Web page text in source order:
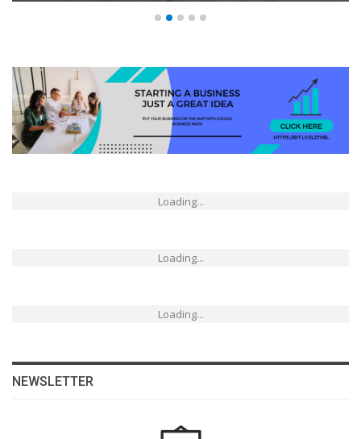
Loading...
Loading...
Loading...
NEWSLETTER